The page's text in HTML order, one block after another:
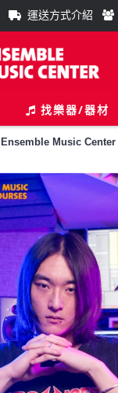
運送方式介紹
找樂器/器材
Ensemble Music Center